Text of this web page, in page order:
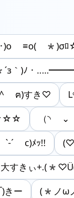
)o ≡o( *)σﾛ
*´з｀)ﾉ・
^ ฅ)すき♡
（◝ ⌄
´ c)ﾒｯ!! (♡
大すきぃ
ー (*ノω